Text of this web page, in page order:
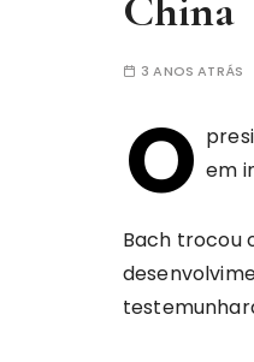
3 ANOS ATRÁS
O em
Bach trocou